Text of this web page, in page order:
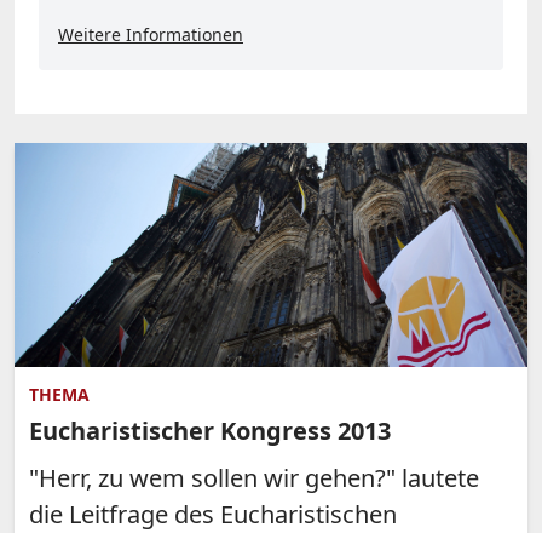
Weitere Informationen
THEMA
Eucharistischer Kongress 2013
"Herr, zu wem sollen wir gehen?" lautete
die Leitfrage des Eucharistischen